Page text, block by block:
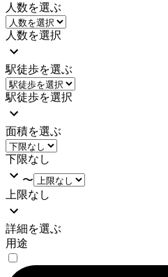
人数を選ぶ
人数を選択
駅徒歩を選ぶ
駅徒歩を選択
面積を選ぶ
下限なし
〜
上限なし
詳細を選ぶ
用途